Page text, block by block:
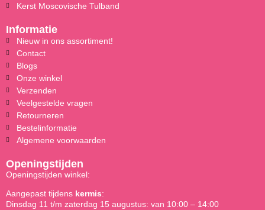
Kerst Moscovische Tulband
Informatie
Nieuw in ons assortiment!
Contact
Blogs
Onze winkel
Verzenden
Veelgestelde vragen
Retourneren
Bestelinformatie
Algemene voorwaarden
Openingstijden
Openingstijden winkel:
Aangepast tijdens kermis:
Dinsdag 11 t/m zaterdag 15 augustus: van 10:00 – 14:00